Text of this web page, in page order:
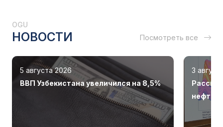
OGU
НОВОСТИ Посмотреть все
5 августа 2026
ВВП Узбекистана увеличился на 8,5%
3